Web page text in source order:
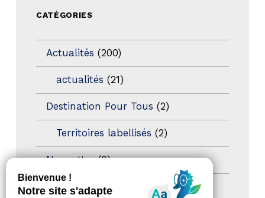
CATÉGORIES
Actualités (200)
actualités (21)
Destination Pour Tous (2)
Territoires labellisés (2)
Newsetter(6)
Newsletter pro